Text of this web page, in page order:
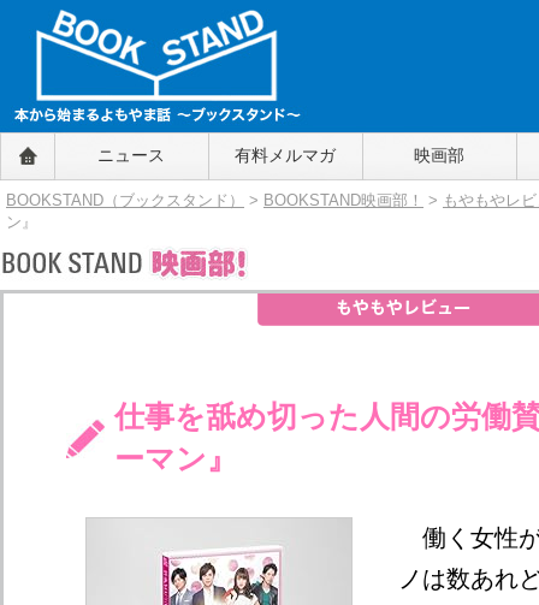
BOOKSTAND（ブックスタンド）
～本から始まるよもやま話～
BOOKSTAND（ブ
ックスタンド）
ニュース 有料メルマガ 映画部
BOOKSTAND（ブックスタンド） > BOOKSTAND映画部！ > もやもやレ
ン』
仕事を舐め切った人間の労働
ーマン』
働く女性
ノは数あれ